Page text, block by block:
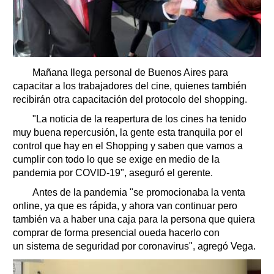
Mañana llega personal de Buenos Aires para
capacitar a los trabajadores del cine, quienes también
recibirán otra capacitación del protocolo del shopping.
"La noticia de la reapertura de los cines ha tenido
muy buena repercusión, la gente esta tranquila por el
control que hay en el Shopping y saben que vamos a
cumplir con todo lo que se exige en medio de la
pandemia por COVID-19", aseguró el gerente.
Antes de la pandemia "se promocionaba la venta
online, ya que es rápida, y ahora van continuar pero
también va a haber una caja para la persona que quiera
comprar de forma presencial oueda hacerlo con
un sistema de seguridad por coronavirus", agregó Vega.